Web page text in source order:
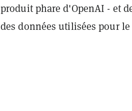
produit phare d'OpenAI - et
des données utilisées pour